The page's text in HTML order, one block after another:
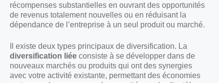
récompenses substantielles en ouvrant des opportunités
de revenus totalement nouvelles ou en réduisant la
dépendance de l’entreprise à un seul produit ou marché.
Il existe deux types principaux de diversification. La
diversification liée consiste à se développer dans de
nouveaux marchés ou produits qui ont des synergies
avec votre activité existante, permettant des économies